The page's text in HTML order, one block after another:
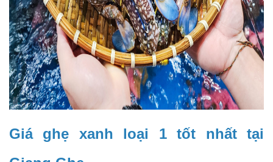
Giá ghẹ xanh loại 1 tốt nhất tại